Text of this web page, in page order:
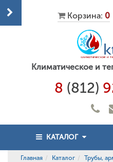
Корзина: 0
Климатическое и
8 (812)
КАТАЛОГ
Главная Каталог
Трубы,